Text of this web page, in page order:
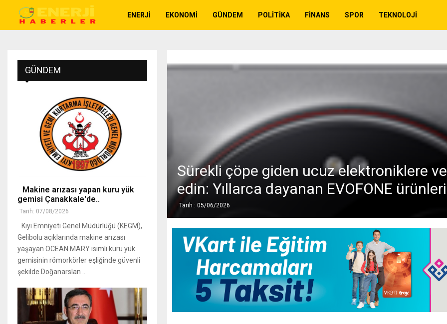
ENERJI EKONOMI GÜNDEM POLITIKA FINANS SPOR TEKNOLOJI
Sürekli çöpe giden ucuz elektroniklere
edin: Yıllarca dayanan EVOFONE ürünleri
Tarih : 05/06/2026
GÜNDEM
Makine arızası yapan kuru yük
gemisi Çanakkale'de..
Tarih: 07/08/2026
Kıyı Emniyeti Genel Müdürlüğü (KEGM),
Gelibolu açıklarında makine arızası
yaşayan OCEAN MARY isimli kuru yük
gemisinin römorkörler eşliğinde güvenli
şekilde Doğanarslan ..